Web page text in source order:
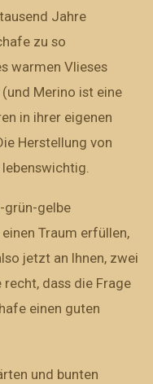
Jahre
zu so
warmen Vlieses
Merino ist eine
in ihrer eigenen
Herstellung von
grün-gelbe
Traum erfüllen,
jetzt an Ihnen, zwei
dass die Frage
einen guten
und bunten